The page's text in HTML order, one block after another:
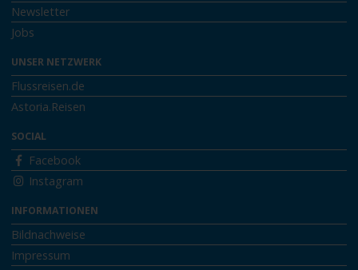
Newsletter
Jobs
UNSER NETZWERK
Flussreisen.de
Astoria.Reisen
SOCIAL
Facebook
Instagram
INFORMATIONEN
Bildnachweise
Impressum